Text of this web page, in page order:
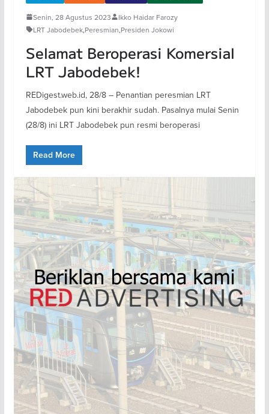
Senin, 28 Agustus 2023
Ikko Haidar Farozy
LRT Jabodebek,Peresmian,Presiden Jokowi
Selamat Beroperasi Komersial
LRT Jabodebek!
REDigest.web.id, 28/8 – Penantian peresmian LRT
Jabodebek pun kini berakhir sudah. Pasalnya mulai Senin
(28/8) ini LRT Jabodebek pun resmi beroperasi
Read More